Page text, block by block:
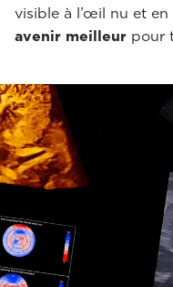
visible à l’œil nu et en
avenir meilleur pour